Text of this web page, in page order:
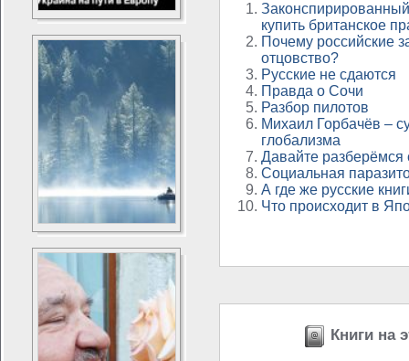
купить британское
Почему российские
отцовство?
Русские не сдаются
Правда о Сочи
Разбор пилотов
Михаил Горбачёв –
глобализма
Давайте
Социальная
А где же русские
Что происходит в
Книги на